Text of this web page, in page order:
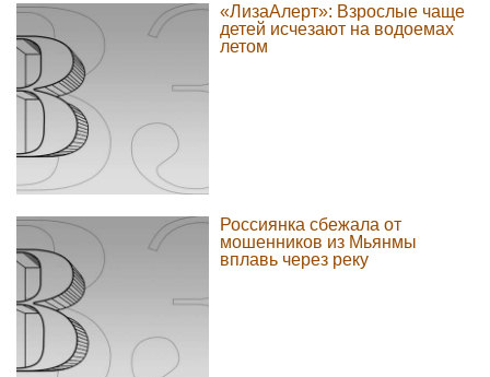
«ЛизаАлерт»: Взрослые чаще
детей исчезают на водоемах
летом
Россиянка сбежала от
мошенников из Мьянмы
вплавь через реку